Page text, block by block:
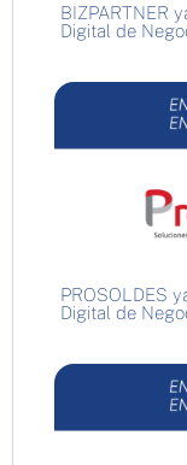
BIZPARTNER
Digital de
PROSOLDES
Digital de